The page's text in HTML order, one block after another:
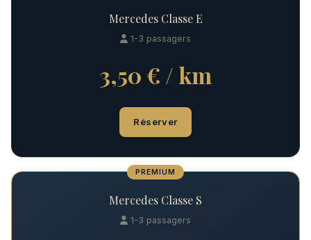
Mercedes Classe E
1-3 passagers
3,50 € / km
Réserver
PREMIUM
Mercedes Classe S
1-3 passagers